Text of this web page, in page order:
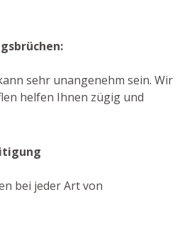
sehr unangenehm sein. Wir
helfen Ihnen zügig und
bei jeder Art von